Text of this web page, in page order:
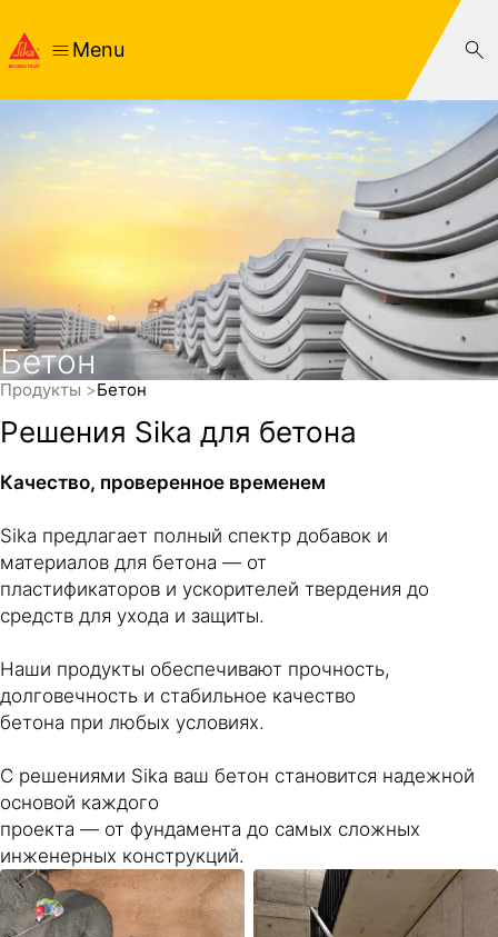
Menu
Бетон
Продукты Бетон
Решения Sika для бетона
Качество, проверенное временем
Sika предлагает полный спектр добавок и
материалов для бетона — от
пластификаторов и ускорителей твердения до
средств для ухода и защиты.
Наши продукты обеспечивают прочность,
долговечность и стабильное качество
бетона при любых условиях.
С решениями Sika ваш бетон становится надежной
основой каждого
проекта — от фундамента до самых сложных
инженерных конструкций.